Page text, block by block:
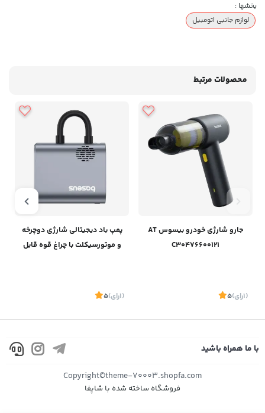
بخشها :
لوازم جانبی اتومبیل
محصولات مرتبط
جارو شارژی خودرو بیسوس AT
C30476600121
(1 رای)
5
پمپ باد دیجیتالی شارژی دوچرخه
و موتورسیکلت‌ با چراغ قوه قابل
(1 رای)
5
با ما همراه باشید
Copyright©theme-70003.shopfa.com
فروشگاه ساخته شده با شاپفا